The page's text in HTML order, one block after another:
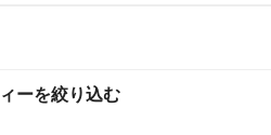
ーを絞り込む